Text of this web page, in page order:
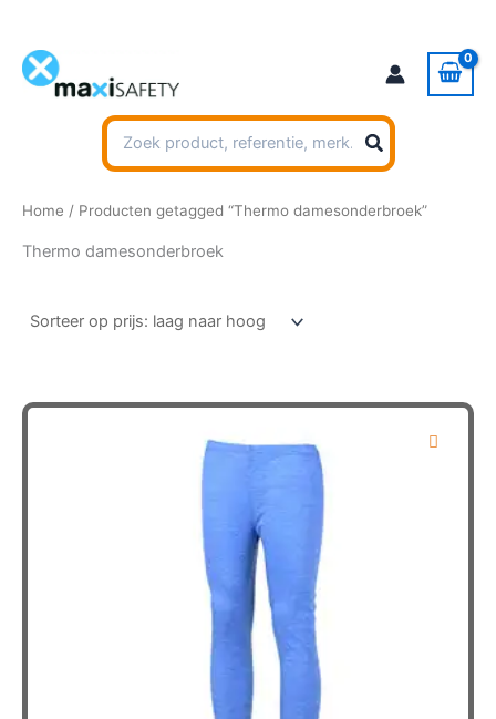
inhoud
Zoeken
naar:
Home / Producten getagged “Thermo damesonderbroek”
Thermo damesonderbroek